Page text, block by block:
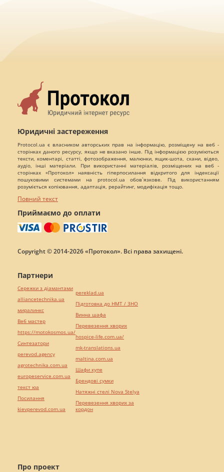
Юридичні застереження
Protocol.ua є власником авторських прав на інформацію, розміщену на веб -
сторінках даного ресурсу, якщо не вказано інше. Під інформацією розуміються
тексти, коментарі, статті, фотозображення, малюнки, ящик-шота, скани, відео,
аудіо, інші матеріали. При використанні матеріалів, розміщених на веб -
сторінках «Протокол» наявність гіперпосилання відкритого для індексації
пошуковими системами на protocol.ua обов`язкове. Під використанням
розуміється копіювання, адаптація, рерайтинг, модифікація тощо.
Повний текст
Приймаємо до оплати
Copyright © 2014-2026 «Протокол». Всі права захищені.
Про проект
Партнери
Сережки з діамантами
alliancetechnika.ua
миралинкс
Веб мастер
https://motokosmos.ua/
Синтезатори
perevod.agency
agrotechnika.com.ua
europeservice.com.ua
текст юа
Посилання
kievperevod.com.ua
pereklad.ua
Підготовка до НМТ / ЗНО
Винна шафа
Перевезення хворих
hospice-life.com.ua/
mk-translations.ua
maltina.com.ua
Шафи купе
Брендові сумки
Натяжні стелі Nova Stelya
Перевезення хворих за
кордон